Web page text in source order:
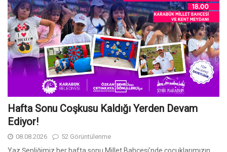
Hafta Sonu Coşkusu Kaldığı Yerden Devam
Ediyor!
08.08.2026 52 Görüntülenme